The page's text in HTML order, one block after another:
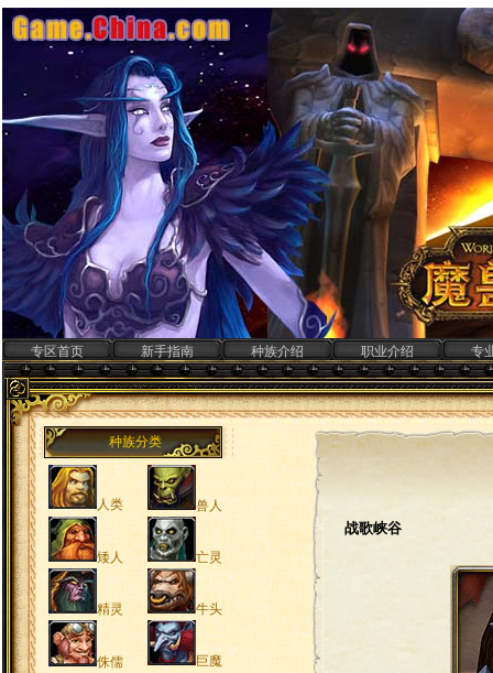
专区首页 新手指南 种族介绍 职业介绍 专
战歌峡谷